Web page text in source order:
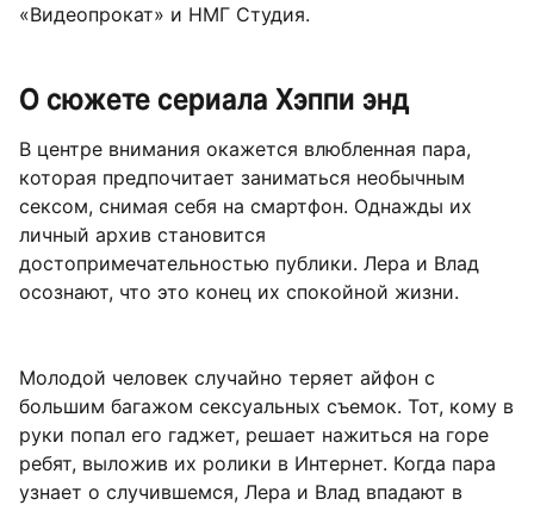
«Видеопрокат» и НМГ Студия.
О сюжете сериала Хэппи энд
В центре внимания окажется влюбленная пара,
которая предпочитает заниматься необычным
сексом, снимая себя на смартфон. Однажды их
личный архив становится
достопримечательностью публики. Лера и Влад
осознают, что это конец их спокойной жизни.
Молодой человек случайно теряет айфон с
большим багажом сексуальных съемок. Тот, кому в
руки попал его гаджет, решает нажиться на горе
ребят, выложив их ролики в Интернет. Когда пара
узнает о случившемся, Лера и Влад впадают в